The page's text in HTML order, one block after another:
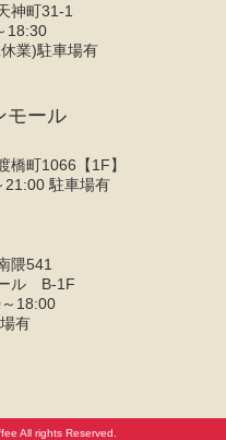
神町31-1
18:30
業)駐車場有
モール
橋町1066【1F】
21:00 駐車場有
隈541
ル B-1F
18:00
有
All rights Reserved.